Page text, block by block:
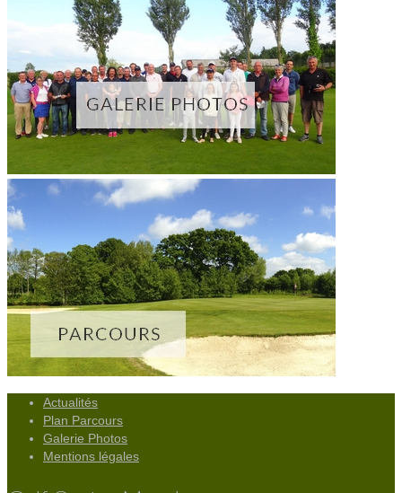
Actualités
Plan Parcours
Galerie Photos
Mentions légales